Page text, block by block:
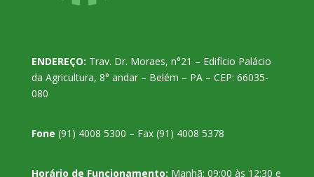
ENDEREÇO: Trav. Dr. Moraes, n°21 – Edifício Palácio
da Agricultura, 8° andar – Belém – PA – CEP: 66035-
080
Fone (91) 4008 5300 – Fax (91) 4008 5378
Horário de Funcionamento: Manhã: 09:00 às 12:30 e